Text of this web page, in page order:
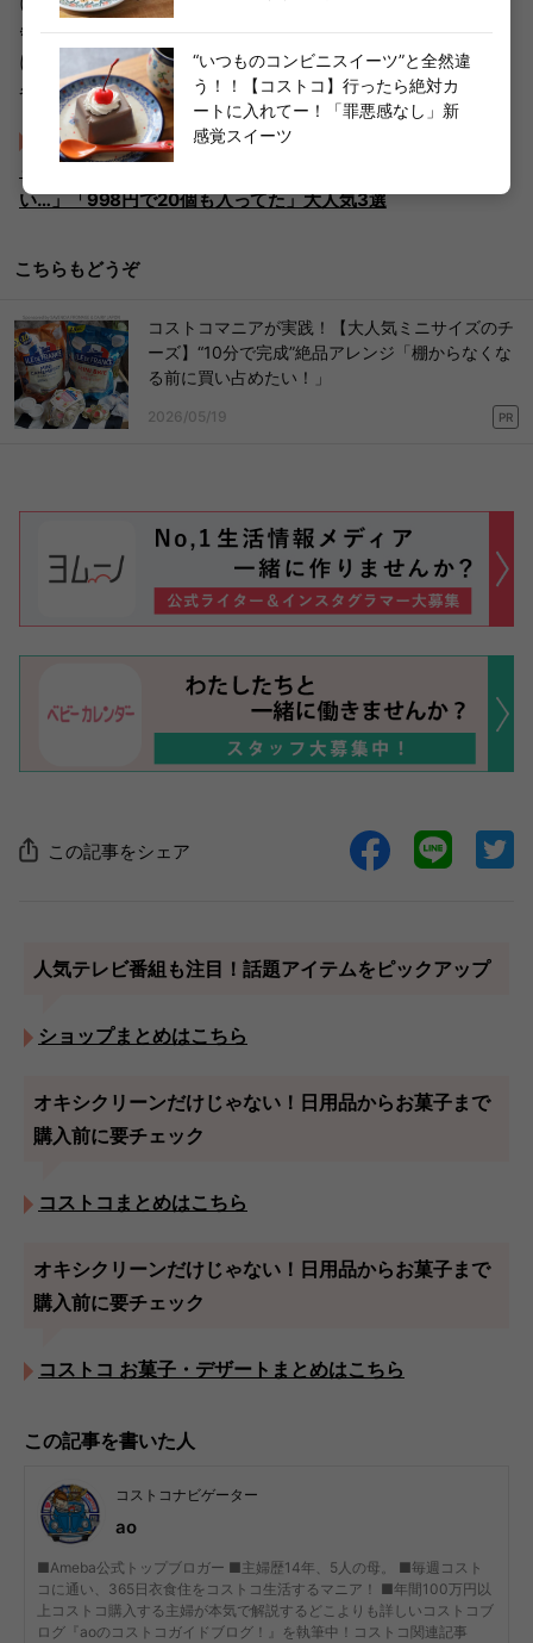
※新型コロナウイルスの感染拡大防止のため、一部倉庫店
にて臨時休業や営業時間の変更等が予想されます。事前に
各倉庫店・施設の公式情報をご確認ください。
よっしゃ〜〜！！待ってました（泣）“待望の再販”にガチ勢
も歓喜！【コストコで絶対買うべき】「1パックじゃ足りな
い…」「998円で20個も入ってた」大人気3選
こちらもどうぞ
コストコマニアが実践！【大人気ミニサイズのチ
ーズ】“10分で完成”絶品アレンジ「棚からなくな
る前に買い占めたい！」
2026/05/19 PR
この記事をシェア
人気テレビ番組も注目！話題アイテムをピックアップ
ショップまとめはこちら
オキシクリーンだけじゃない！日用品からお菓子まで
購入前に要チェック
コストコまとめはこちら
オキシクリーンだけじゃない！日用品からお菓子まで
購入前に要チェック
コストコ お菓子・デザートまとめはこちら
この記事を書いた人
コストコナビゲーター
ao
■Ameba公式トップブロガー ■主婦歴14年、5人の母。 ■毎週コスト
コに通い、365日衣食住をコストコ生活するマニア！ ■年間100万円以
上コストコ購入する主婦が本気で解説するどこよりも詳しいコストコブ
ログ『aoのコストコガイドブログ！』を執筆中！コストコ関連記事
“いつものコンビニスイーツ”と全然違
う！！【コストコ】行ったら絶対カ
ートに入れてー！「罪悪感なし」新
感覚スイーツ